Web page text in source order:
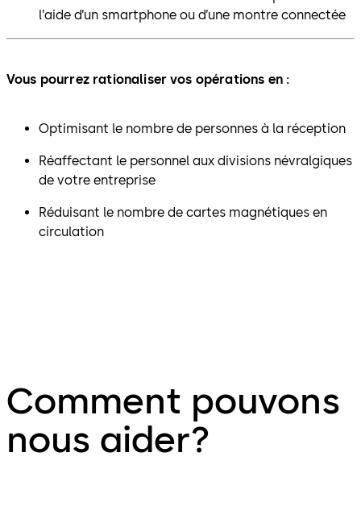
l’aide d’un smartphone ou d’une montre connectée
Vous pourrez rationaliser vos opérations en :
Optimisant le nombre de personnes à la réception
Réaffectant le personnel aux divisions névralgiques
de votre entreprise
Réduisant le nombre de cartes magnétiques en
circulation
Comment pouvons
nous aider?